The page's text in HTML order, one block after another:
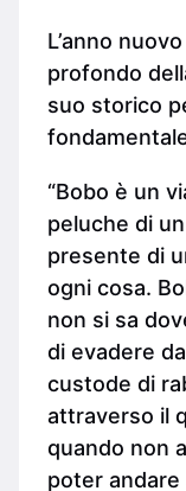
L’anno
profondo
suo storico
“Bobo è un
peluche di
presente di
ogni cosa.
non si sa
di evadere
custode di
attraverso il
quando non
poter andare